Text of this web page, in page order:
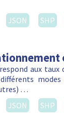
JSON SHP
aux
…
JSON SHP